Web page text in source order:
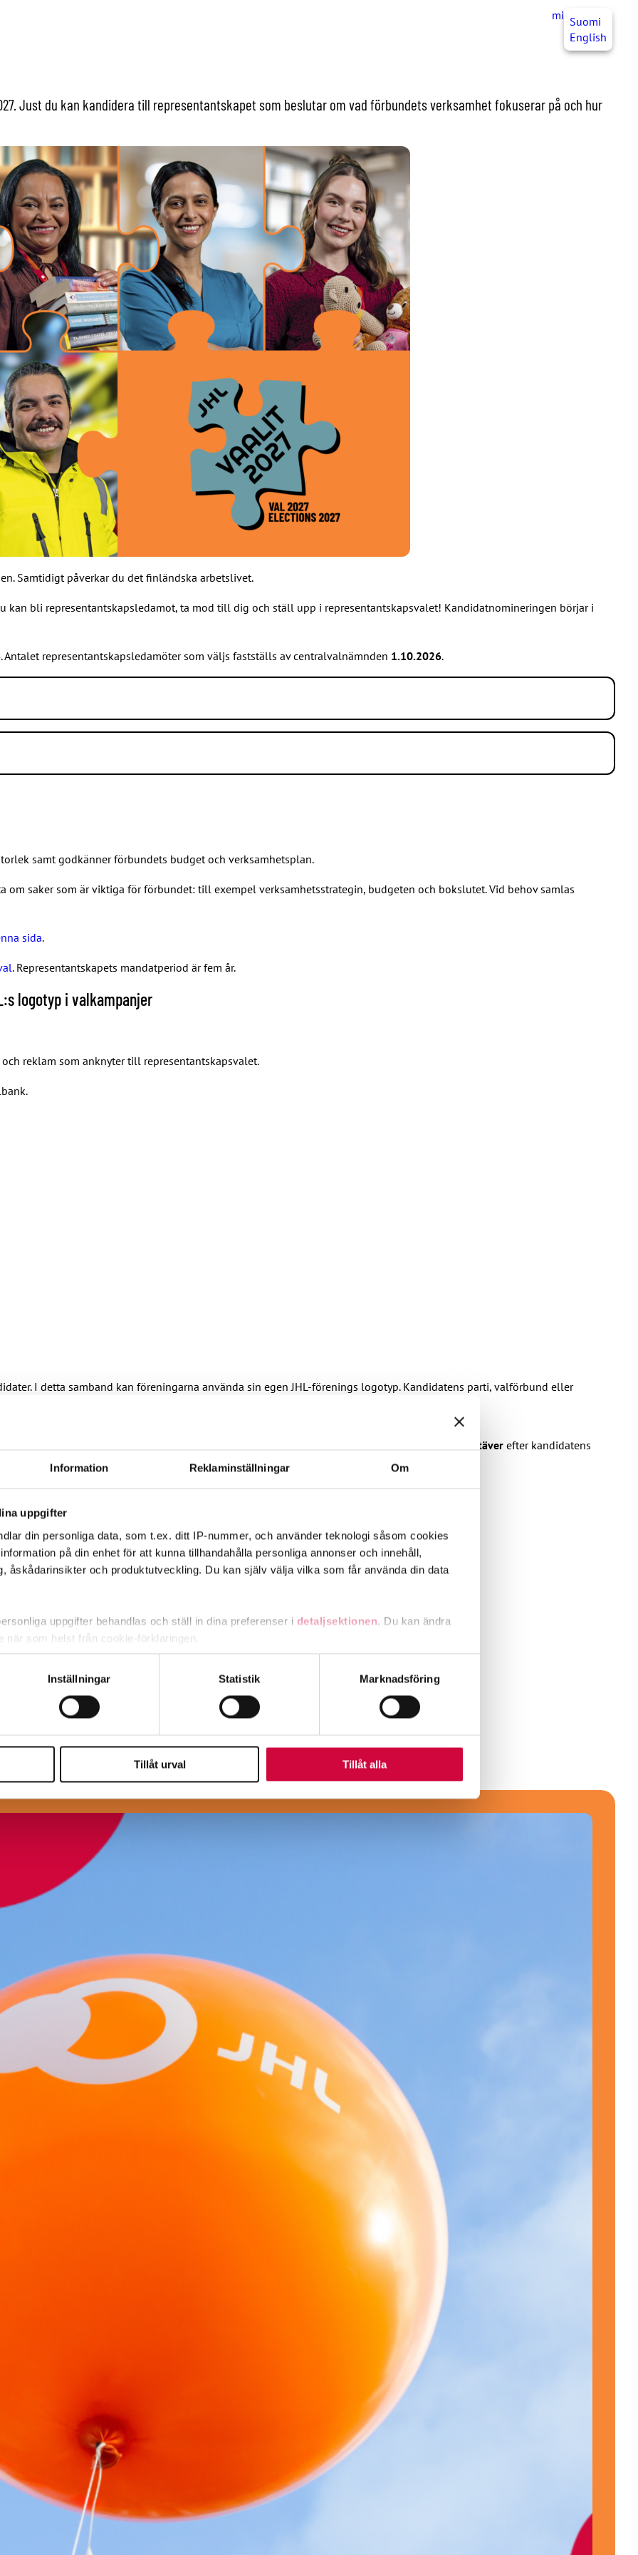
Information Reklaminställningar Om
uppgifter
din personliga data, som t.ex. ditt IP-nummer, och använder teknologi såsom cookies
på din enhet för att kunna tillhandahålla personliga annonser och innehåll,
åskådarinsikter och produktutveckling. Du kan själv välja vilka som får använda din data
uppgifter behandlas och ställ in dina preferenser i detaljsektionen. Du kan ändra
när som helst från cookie-förklaringen.
för att anpassa innehållet och annonserna till användarna, tillhandahålla funktioner för
vår trafik. Vi vidarebefordrar även sådana identifierare och annan information från din enhet
och analysföretag som vi samarbetar med. Dessa kan i sin tur kombinera informationen
Inställningar Statistik Marknadsföring
Tillåt urval Tillåt alla
mittJHL SV
Suomi
English
Just du kan kandidera till representantskapet som beslutar om vad förbundets verksamhet fokuserar på och hur
Samtidigt påverkar du det finländska arbetslivet.
kan bli representantskapsledamot, ta mod till dig och ställ upp i representantskapsvalet! Kandidatnomineringen börjar i
. Antalet representantskapsledamöter som väljs fastställs av centralvalnämnden 1.10.2026.
måste vara sparade i valsystemet senast klockan 24.00.
och suppleanterna per valdistrikt.
samt godkänner förbundets budget och verksamhetsplan.
om saker som är viktiga för förbundet: till exempel verksamhetsstrategin, budgeten och bokslutet. Vid behov samlas
sida.
. Representantskapets mandatperiod är fem år.
logotyp i valkampanjer
reklam som anknyter till representantskapsvalet.
I detta samband kan föreningarna använda sin egen JHL-förenings logotyp. Kandidatens parti, valförbund eller
som kandiderar i valet.
Kandidatens parti, valförbund eller förbundsgrupp kan i detta samband nämnas
med bokstäver efter kandidatens
logotyper i detta sammanhang är förbjudet.
logotyp används.
alla kandidater samt till valkompassen.
reklamer publiceras inte av jämlikhets- och likabehandlingsorsaker.
Valkarantän tillämpas för artiklar.
Visa fler nyhetsartiklarLaddar nyheter…